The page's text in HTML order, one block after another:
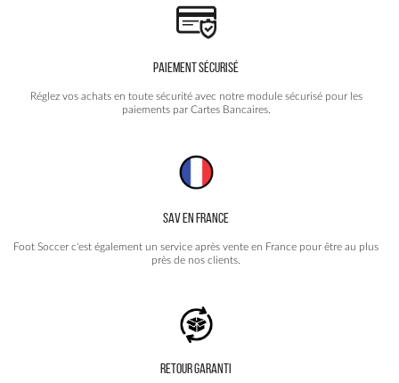
PAIEMENT SÉCURISÉ
Réglez vos achats en toute sécurité avec notre module sécurisé pour les
paiements par Cartes Bancaires.
SAV EN FRANCE
Foot Soccer c'est également un service après vente en France pour être au plus
près de nos clients.
RETOUR GARANTI